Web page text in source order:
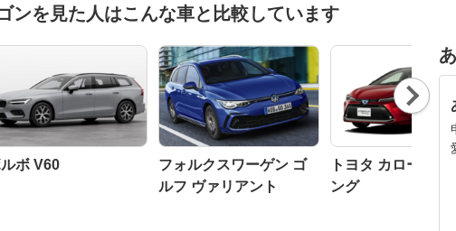
ンを見た人はこんな車と比較しています
ボ V60
フォルクスワーゲン ゴ
ルフ ヴァリアント
トヨタ カローラツ
ング
Nex
t